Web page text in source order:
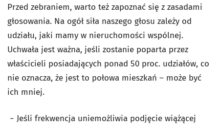
Przed zebraniem, warto też zapoznać się z zasadami
głosowania. Na ogół siła naszego głosu zależy od
udziału, jaki mamy w nieruchomości wspólnej.
Uchwała jest ważna, jeśli zostanie poparta przez
właścicieli posiadających ponad 50 proc. udziałów, co
nie oznacza, że jest to połowa mieszkań – może być
ich mniej.
− Jeśli frekwencja uniemożliwia podjęcie wiążącej